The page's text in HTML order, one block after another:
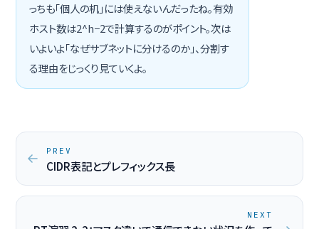
っちも「個人の机」には使えないんだったね。有効
ホスト数は2^h−2で計算するのがポイント。次は
いよいよ「なぜサブネットに分けるのか」、分割す
る理由をじっくり見ていくよ。
PREV
CIDR表記とプレフィックス長
NEXT